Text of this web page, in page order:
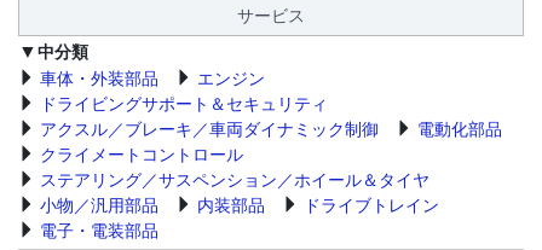
サービス
中分類
車体・外装部品
エンジン
ドライビングサポート＆セキュリティ
アクスル／ブレーキ／車両ダイナミック制御
電動化部品
クライメートコントロール
ステアリング／サスペンション／ホイール＆タイヤ
小物／汎用部品
内装部品
ドライブトレイン
電子・電装部品